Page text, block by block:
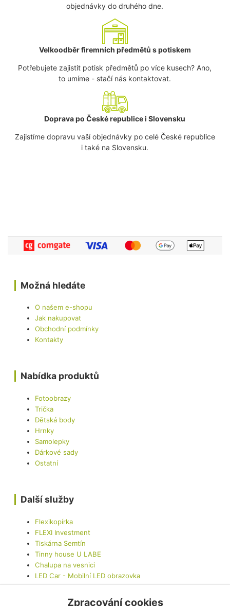
objednávky do druhého dne.
Velkoodběr firemních předmětů s potiskem
Potřebujete zajistit potisk předmětů po více kusech? Ano,
to umíme - stačí nás kontaktovat.
Doprava po České republice i Slovensku
Zajistíme dopravu vaší objednávky po celé České republice
i také na Slovensku.
Možná hledáte
O našem e-shopu
Jak nakupovat
Obchodní podmínky
Kontakty
Nabídka produktů
Fotoobrazy
Trička
Dětská body
Hrnky
Samolepky
Dárkové sady
Ostatní
Další služby
Flexikopírka
FLEXI Investment
Tiskárna Semtín
Tinny house U LABE
Chalupa na vesnici
LED Car - Mobilní LED obrazovka
Zpracování cookies